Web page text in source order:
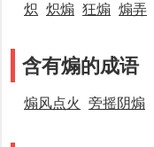
炽 炽煽 狂煽 煽弄
含有煽的成语
煽风点火 旁摇阴煽